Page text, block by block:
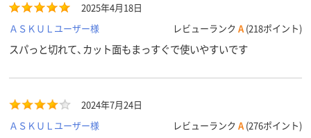
2025年4月18日
ＡＳＫＵＬユーザー様
レビューランク A (218ポイント)
スパっと切れて、カット面もまっすぐで使いやすいです
2024年7月24日
ＡＳＫＵＬユーザー様
レビューランク A (276ポイント)